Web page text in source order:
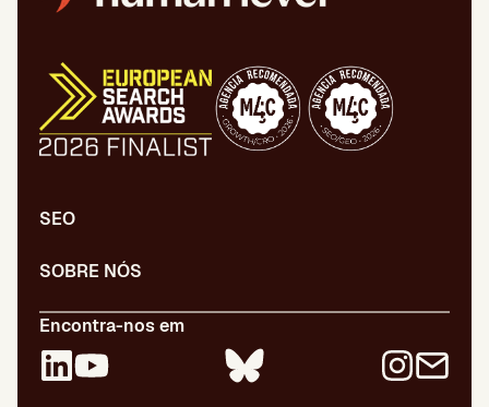
SEO
SOBRE NÓS
Encontra-nos em